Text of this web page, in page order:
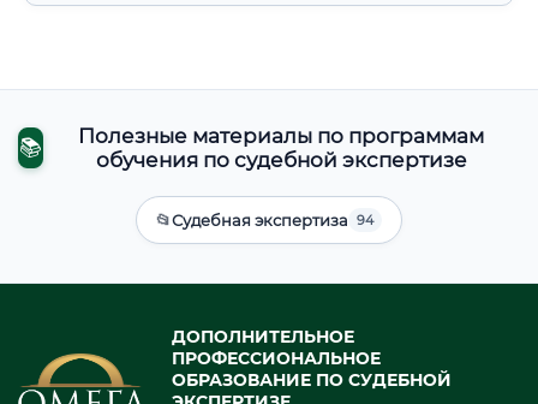
📚
Полезные материалы по программам
обучения по судебной экспертизе
📂Судебная экспертиза 94
ДОПОЛНИТЕЛЬНОЕ
ПРОФЕССИОНАЛЬНОЕ
ОБРАЗОВАНИЕ ПО СУДЕБНОЙ